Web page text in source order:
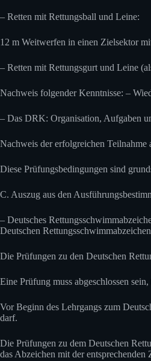
– Retten mit Rettungsball und Leine:
12 m Weitwerfen in einen Zielsektor
– Retten mit Rettungsgurt und Leine
Nachweis folgender Kenntnisse: –
– Das DRK: Organisation, Aufgaben
Nachweis der erfolgreichen
Diese Prüfungsbedingungen sind
C. Auszug aus den
– Deutsches
Deutschen
Die Prüfungen zu den Deutschen
Eine Prüfung muss abgeschlossen
Vor Beginn des Lehrgangs zum
darf.
Die Prüfungen zu dem Deutschen
das Abzeichen mit der entsprechenden